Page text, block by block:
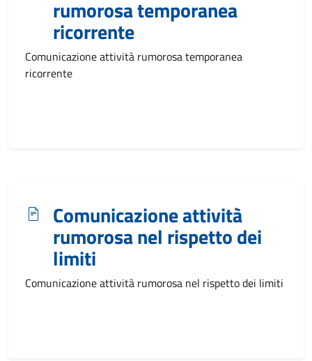
rumorosa temporanea
ricorrente
Comunicazione attività rumorosa temporanea
ricorrente
Comunicazione attività
rumorosa nel rispetto dei
limiti
Comunicazione attività rumorosa nel rispetto dei limiti